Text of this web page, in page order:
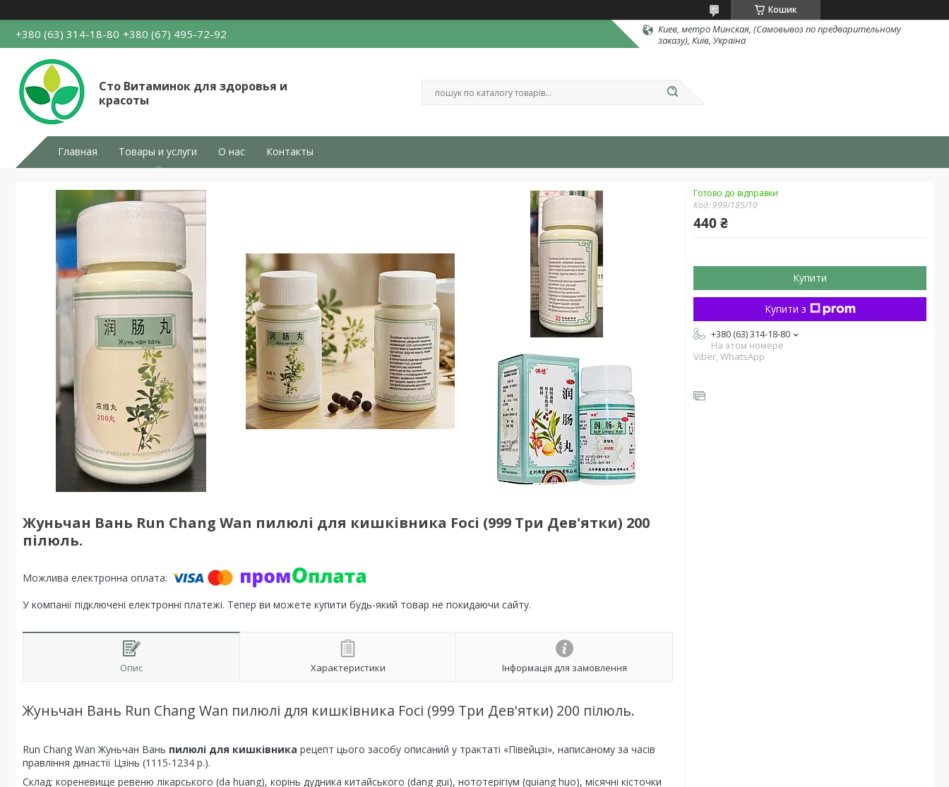
Кошик
+380 (63) 314-18-80 +380 (67) 495-72-92
Киев, метро Минская, (Самовывоз по предварительному
заказу), Київ, Україна
Сто Витаминок для здоровья и
красоты
Главная Товары и услуги О нас Контакты
Жуньчан Вань Run Chang Wan пилюлі для кишківника Foci (999 Три Дев'ятки) 200
пілюль.
У компанії підключені електронні платежі. Тепер ви можете купити будь-який товар не покидаючи сайту.
Опис Характеристики Інформація для замовлення
Жуньчан Вань Run Chang Wan пилюлі для кишківника Foci (999 Три Дев'ятки) 200 пілюль.
Run Chang Wan Жуньчан Вань пилюлі для кишківника рецепт цього засобу описаний у трактаті «Півейцзі», написаному за часів
правління династії Цзінь (1115-1234 р.).
Склад: кореневище ревеню лікарського (da huang), корінь дудника китайського (dang gui), нототерігіум (quiang huo), місячні кісточки
Готово до відправки
Код:999/185/10
440 ₴
Купити
Купити з
+380 (63) 314-18-80
На этом номере
Viber, WhatsApp